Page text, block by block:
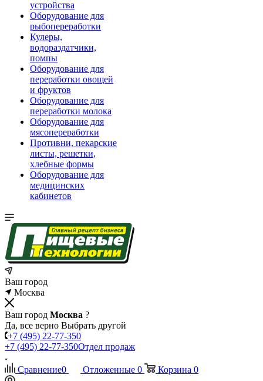
устройства
Оборудование для
рыбопереработки
Кулеры,
водораздатчики,
помпы
Оборудование для
переработки овощей
и фруктов
Оборудование для
переработки молока
Оборудование для
мясопереработки
Противни, пекарские
листы, решетки,
хлебные формы
Оборудование для
медицинских
кабинетов
Ваш город
Москва
Ваш город Москва ?
Да, все верно Выбрать другой
+7 (495) 22-77-350
+7 (495) 22-77-350Отдел продаж
Сравнение0 Отложенные 0 Корзина 0